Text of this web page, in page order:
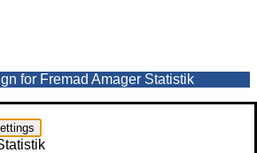
for Fremad Amager Statistik